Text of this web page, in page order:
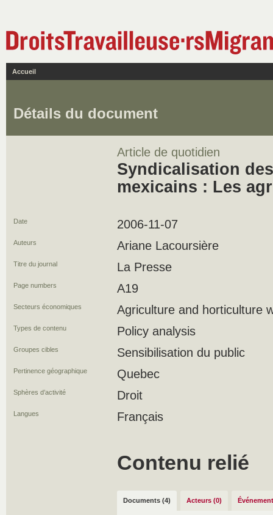
Accueil
Détails du document
Article de quotidien
Syndicalisation
mexicains : Les
Date 2006-11-07
Auteurs Ariane Lacoursière
Titre du journal La Presse
Page numbers A19
Secteurs économiques Agriculture and horticulture
Types de contenu Policy analysis
Groupes cibles Sensibilisation du public
Pertinence géographique Quebec
Sphères d’activité Droit
Langues Français
Contenu relié
Documents (4) Acteurs (0)